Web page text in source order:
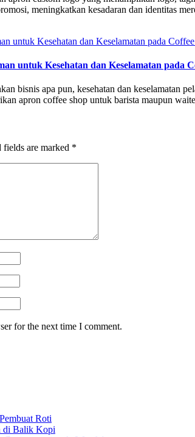
meningkatkan kesadaran dan identitas
untuk Kesehatan dan Keselamatan pada
bisnis apa pun, kesehatan dan keselamatan
apron coffee shop untuk barista maupun
fields are marked *
for the next time I comment.
Roti
di Balik Kopi